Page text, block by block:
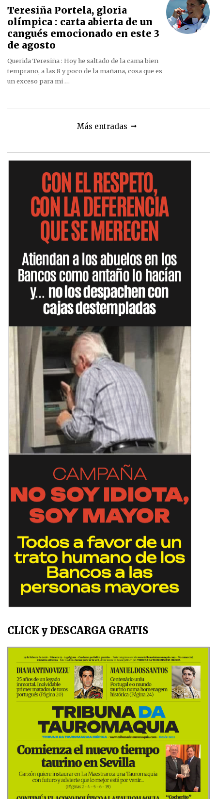
Teresiña Portela, gloria
olímpica : carta abierta de un
cangués emocionado en este 3
de agosto
Querida Teresiña : Hoy he saltado de la cama bien
temprano, a las 8 y poco de la mañana, cosa que es
un exceso para mi …
Más entradas
CLICK y DESCARGA GRATIS